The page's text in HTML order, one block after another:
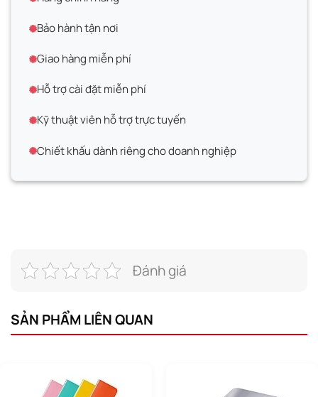
Bảo hành tận nơi
Giao hàng miễn phí
Hỗ trợ cài đặt miễn phí
Kỹ thuật viên hỗ trợ trực tuyến
Chiết khấu dành riêng cho doanh nghiệp
Đánh giá
SẢN PHẨM LIÊN QUAN